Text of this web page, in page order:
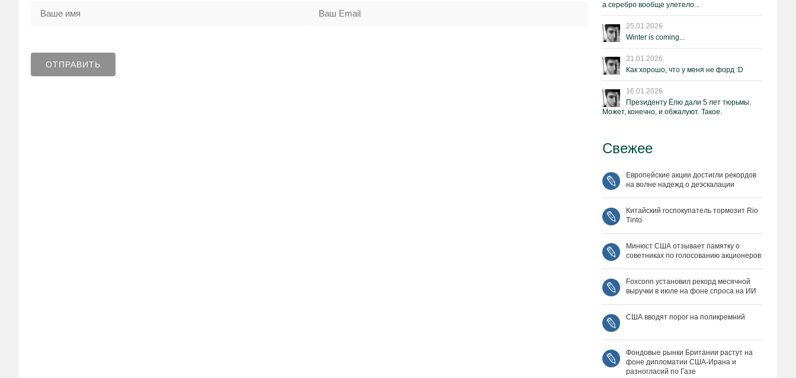
а серебро вообще улетело...
25.01.2026
Winter is coming...
21.01.2026
Как хорошо, что у меня не форд :D
16.01.2026
Президенту Ёлю дали 5 лет тюрьмы.
Может, конечно, и обжалуют. Такое.
Свежее
Европейские акции достигли рекордов
на волне надежд о деэскалации
Китайский госпокупатель тормозит Rio
Tinto
Минюст США отзывает памятку о
советниках по голосованию акционеров
Foxconn установил рекорд месячной
выручки в июле на фоне спроса на ИИ
США вводят порог на поликремний
Фондовые рынки Британии растут на
фоне дипломатии США‑Ирана и
разногласий по Газе